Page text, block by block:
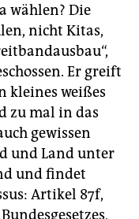
wählen? Die
nicht Kitas,
Er greift
kleines weißes
zu mal in das
gewissen
und Land unter
und findet
Artikel 87f,